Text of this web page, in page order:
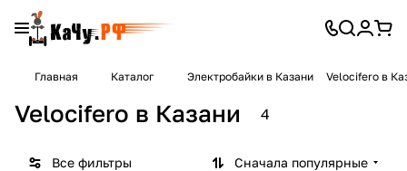
Главная Каталог Электробайки в Казани Velocifero в
Velocifero в Казани 4
Все фильтры Сначала популярные